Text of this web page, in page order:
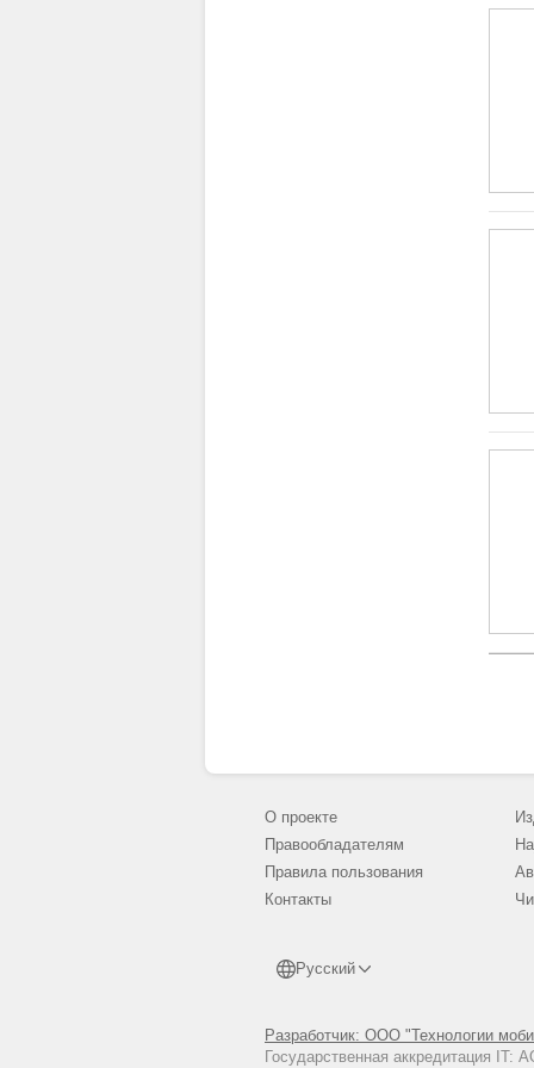
О проекте
Правообладателям
Правила пользования
Контакты
Русский
Разработчик: ООО "Технологии
Государственная аккредитация